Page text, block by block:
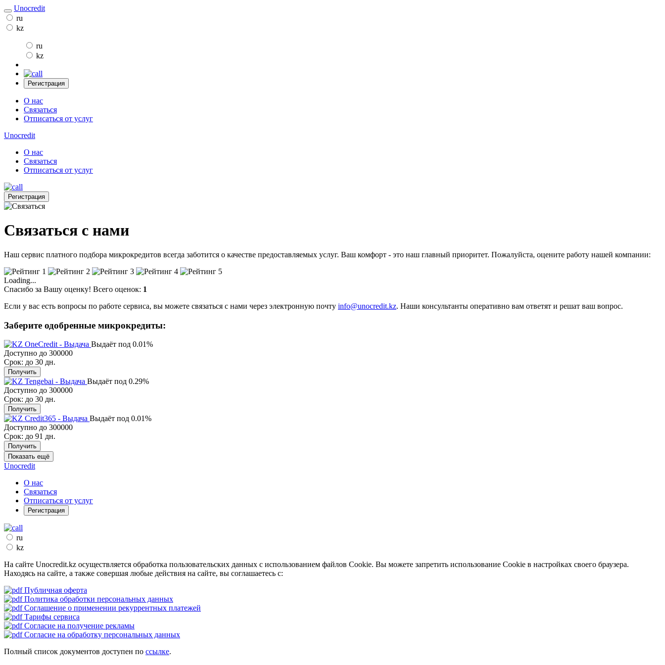
Unocredit
ru
kz
ru
kz
Регистрация
О нас
Связаться
Отписаться от услуг
Unocredit
О нас
Связаться
Отписаться от услуг
Регистрация
Связаться с нами
Наш сервис платного подбора микрокредитов всегда заботится о качестве предоставляемых услуг. Ваш комфорт - это наш главный приоритет. Пожалуйста, оцените работу нашей компании:
Loading...
Спасибо за Вашу оценку! Всего оценок: 1
Если у вас есть вопросы по работе сервиса, вы можете связаться с нами через электронную почту info@unocredit.kz. Наши консультанты оперативно вам ответят и решат ваш вопрос.
Заберите одобренные микрокредиты:
Выдаёт под 0.01%
Доступно до 300000
Срок: до 30 дн.
Получить
Выдаёт под 0.29%
Доступно до 300000
Срок: до 30 дн.
Получить
Выдаёт под 0.01%
Доступно до 300000
Срок: до 91 дн.
Получить
Показать ещё
Unocredit
О нас
Связаться
Отписаться от услуг
Регистрация
ru
kz
На сайте Unocredit.kz осуществляется обработка пользовательских данных с использованием файлов Cookie. Вы можете запретить использование Cookie в настройках своего браузера.
Находясь на сайте, а также совершая любые действия на сайте, вы соглашаетесь с:
Публичная оферта
Политика обработки персональных данных
Соглашение о применении рекуррентных платежей
Тарифы сервиса
Согласие на получение рекламы
Согласие на обработку персональных данных
Полный список документов доступен по ссылке.